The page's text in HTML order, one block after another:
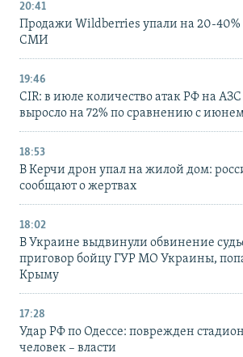
20:41
Продажи Wildberries упали на 20-40%
СМИ
19:46
CIR: в июле количество атак РФ на
выросло на 72% по сравнению с
18:53
В Керчи дрон упал на жилой дом:
сообщают о жертвах
18:02
В Украине выдвинули обвинение
приговор бойцу ГУР МО Украины,
Крыму
17:28
Удар РФ по Одессе: поврежден
человек – власти